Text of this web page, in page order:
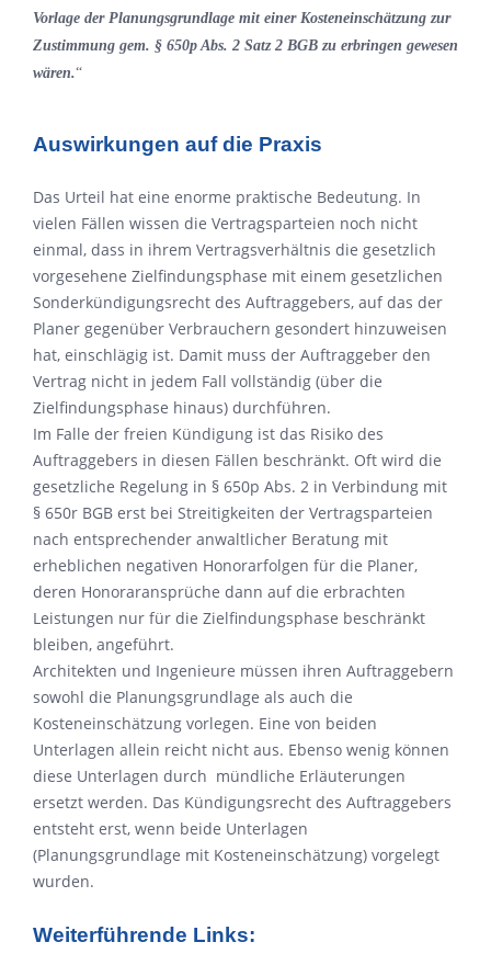
Vorlage der Planungsgrundlage mit einer Kosteneinschätzung zur
Zustimmung gem. § 650p Abs. 2 Satz 2 BGB zu erbringen gewesen
wären.“
Auswirkungen auf die Praxis
Das Urteil hat eine enorme praktische Bedeutung. In
vielen Fällen wissen die Vertragsparteien noch nicht
einmal, dass in ihrem Vertragsverhältnis die gesetzlich
vorgesehene Zielfindungsphase mit einem gesetzlichen
Sonderkündigungsrecht des Auftraggebers, auf das der
Planer gegenüber Verbrauchern gesondert hinzuweisen
hat, einschlägig ist. Damit muss der Auftraggeber den
Vertrag nicht in jedem Fall vollständig (über die
Zielfindungsphase hinaus) durchführen.
Im Falle der freien Kündigung ist das Risiko des
Auftraggebers in diesen Fällen beschränkt. Oft wird die
gesetzliche Regelung in § 650p Abs. 2 in Verbindung mit
§ 650r BGB erst bei Streitigkeiten der Vertragsparteien
nach entsprechender anwaltlicher Beratung mit
erheblichen negativen Honorarfolgen für die Planer,
deren Honoraransprüche dann auf die erbrachten
Leistungen nur für die Zielfindungsphase beschränkt
bleiben, angeführt.
Architekten und Ingenieure müssen ihren Auftraggebern
sowohl die Planungsgrundlage als auch die
Kosteneinschätzung vorlegen. Eine von beiden
Unterlagen allein reicht nicht aus. Ebenso wenig können
diese Unterlagen durch mündliche Erläuterungen
ersetzt werden. Das Kündigungsrecht des Auftraggebers
entsteht erst, wenn beide Unterlagen
(Planungsgrundlage mit Kosteneinschätzung) vorgelegt
wurden.
Weiterführende Links: